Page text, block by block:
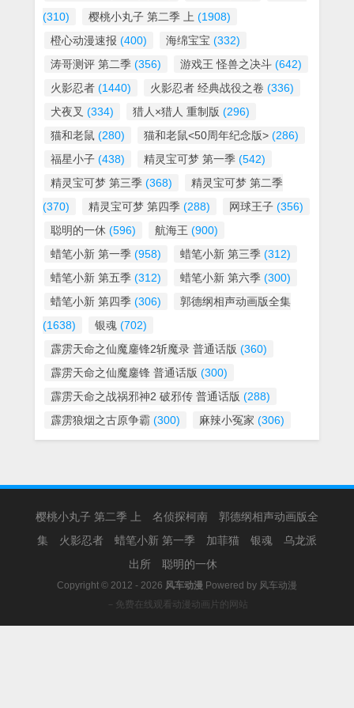
(310)
樱桃小丸子 第二季 上 (1908)
橙心动漫速报 (400) 海绵宝宝 (332)
涛哥测评 第二季 (356) 游戏王 怪兽之决斗 (642)
火影忍者 (1440) 火影忍者 经典战役之卷 (336)
犬夜叉 (334) 猎人×猎人 重制版 (296)
猫和老鼠 (280) 猫和老鼠<50周年纪念版> (286)
福星小子 (438) 精灵宝可梦 第一季 (542)
精灵宝可梦 第三季 (368)
精灵宝可梦 第二季
(370)
精灵宝可梦 第四季 (288) 网球王子 (356)
聪明的一休 (596) 航海王 (900)
蜡笔小新 第一季 (958) 蜡笔小新 第三季 (312)
蜡笔小新 第五季 (312) 蜡笔小新 第六季 (300)
蜡笔小新 第四季 (306)
郭德纲相声动画版全集
(1638)
银魂 (702)
霹雳天命之仙魔鏖锋2斩魔录 普通话版 (360)
霹雳天命之仙魔鏖锋 普通话版 (300)
霹雳天命之战祸邪神2 破邪传 普通话版 (288)
霹雳狼烟之古原争霸 (300) 麻辣小冤家 (306)
樱桃小丸子 第二季 上 名侦探柯南
郭德纲相声动画版全
集
火影忍者 蜡笔小新 第一季 加菲猫 银魂
乌龙派
出所
聪明的一休
Copyright © 2012 - 2026 风车动漫 Powered by 风车动漫
－免费在线观看动漫动画片的网站